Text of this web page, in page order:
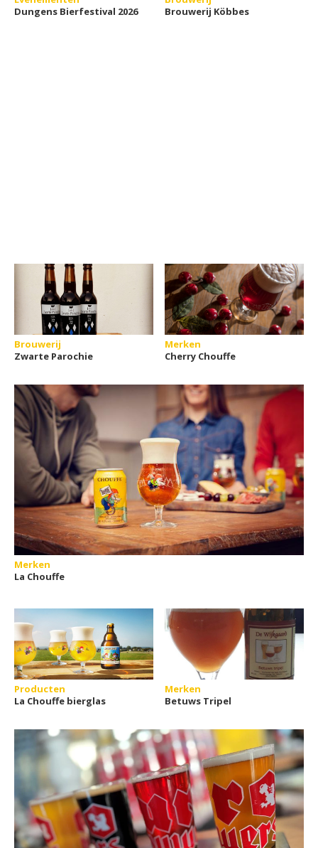
Dungens Bierfestival 2026
Brouwerij Köbbes
Brouwerij
Zwarte Parochie
Merken
Cherry Chouffe
Merken
La Chouffe
Producten
La Chouffe bierglas
Merken
Betuws Tripel